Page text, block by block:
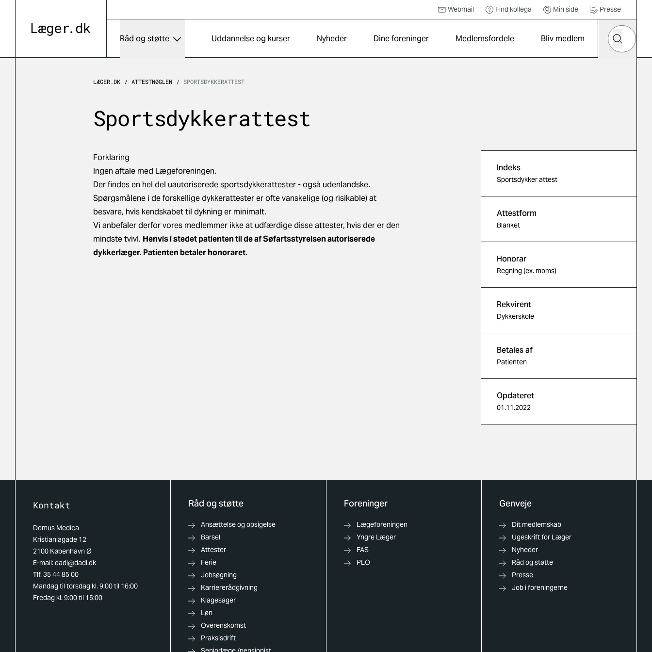
Webmail Find kollega Min side Presse
Råd og støtte Uddannelse og kurser Nyheder Dine foreninger Medlemsfordele Bliv medlem
Hvad leder
Søg
LÆGER.DK ATTESTNØGLEN SPORTSDYKKERATTEST
Sportsdykkerattest
Forklaring
Ingen aftale med Lægeforeningen.
Der findes en hel del uautoriserede sportsdykkerattester - også udenlandske.
Spørgsmålene i de forskellige dykkerattester er ofte vanskelige (og risikable) at
besvare, hvis kendskabet til dykning er minimalt.
Vi anbefaler derfor vores medlemmer ikke at udfærdige disse attester, hvis der er den
mindste tvivl. Henvis i stedet patienten til de af Søfartsstyrelsen autoriserede
dykkerlæger. Patienten betaler honoraret.
Indeks
Sportsdykker attest
Attestform
Blanket
Honorar
Regning (ex. moms)
Rekvirent
Dykkerskole
Betales af
Patienten
Opdateret
01.11.2022
Kontakt
Domus Medica
Kristianiagade 12
2100 København Ø
E-mail:dadl@dadl.dk
Tlf. 35 44 85 00
Mandag til torsdag kl. 9:00 til 16:00
Fredag kl. 9:00 til 15:00
Råd og støtte
Ansættelse og opsigelse
Barsel
Attester
Ferie
Jobsøgning
Karriererådgivning
Klagesager
Løn
Overenskomst
Praksisdrift
Foreninger
Lægeforeningen
Yngre Læger
FAS
PLO
Genveje
Dit medlemskab
Ugeskrift for Læger
Nyheder
Råd og støtte
Presse
Job i foreningerne